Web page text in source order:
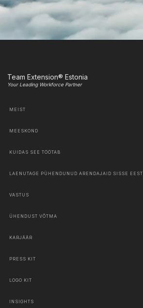
Team Extension® Estonia
Your Leading Workforce Partner
MEIST
MEESKOND
KUIDAS SEE TÖÖTAB
LAENUTAGE PÜHENDUNUD ARENDAJAID SISSE EESTI
VASTUS
ÜHENDUST VÕTMA
KARJÄÄR
PRESS KIT
LOGO KIT
INSIGHTS